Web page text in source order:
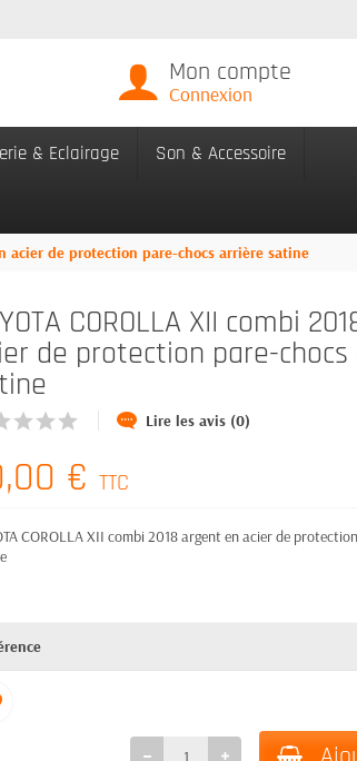
Mon compte
Connexion
& Eclairage Son & Accessoire
acier de protection pare-chocs arrière satine
COROLLA XII combi
de protection pare-
Lire les avis (0)
€ TTC
COROLLA XII combi 2018 argent en acier de